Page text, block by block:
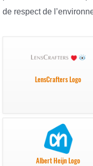
de respect de
LensCrafters Logo
Albert Heijn Logo